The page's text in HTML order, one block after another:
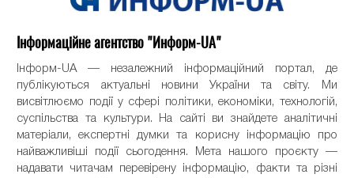
Інформаційне агентство "Информ-UA"
Інформ-UA — незалежний інформаційний портал, де
публікуються актуальні новини України та світу. Ми
висвітлюємо події у сфері політики, економіки, технологій,
суспільства та культури. На сайті ви знайдете аналітичні
матеріали, експертні думки та корисну інформацію про
найважливіші події сьогодення. Мета нашого проєкту —
надавати читачам перевірену інформацію, факти та різні